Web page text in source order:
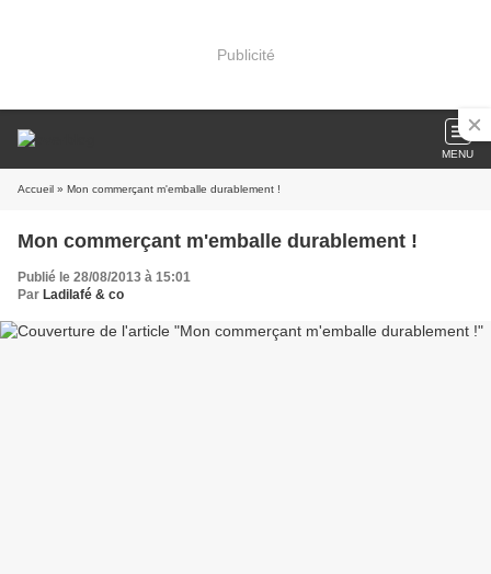
Publicité
MENU
Accueil » Mon commerçant m'emballe durablement !
Mon commerçant m'emballe durablement !
Publié le 28/08/2013 à 15:01
Par Ladilafé & co